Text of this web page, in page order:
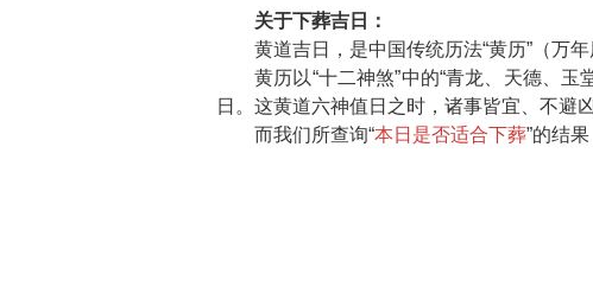
关于下葬吉日：
黄道吉日，是中国传统历法“黄历”（万
黄历以“十二神煞”中的“青龙、天德、
日。这黄道六神值日之时，诸事皆宜、不避凶
而我们所查询“本日是否适合下葬”的结